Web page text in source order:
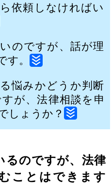
依頼しなければい
のですが、話が理
。
悩みかどうか判断
が、法律相談を申
しょうか？
るのですが、法律
ことはできます